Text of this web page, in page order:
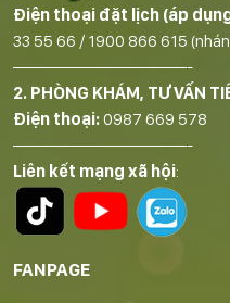
Điện thoại đặt lịch (áp
33 55 66 / 1900 866 615
——————————-
2. PHÒNG KHÁM, TƯ VẤN
Điện thoại:0987 669 578
——————————-
Liên kết mạng xã hội:
FANPAGE